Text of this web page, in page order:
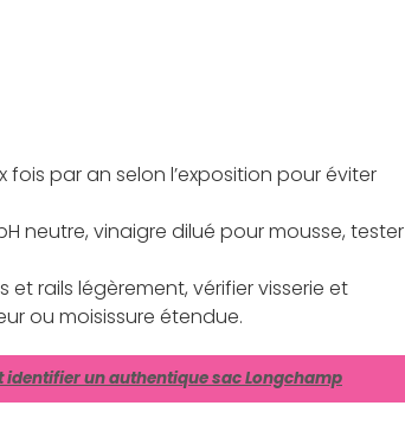
fois par an selon l’exposition pour éviter
neutre, vinaigre dilué pour mousse, tester
et rails légèrement, vérifier visserie et
ou moisissure étendue.
identifier un authentique sac Longchamp